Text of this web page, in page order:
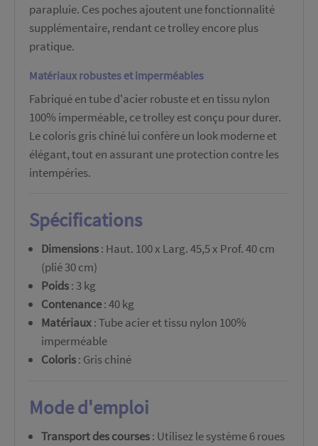
parapluie. Ces poches ajoutent une fonctionnalité
supplémentaire, rendant ce trolley encore plus
pratique.
Matériaux robustes et imperméables
Fabriqué en tube d'acier robuste et en tissu nylon
100% imperméable, ce trolley est conçu pour durer.
Le coloris gris chiné lui confère un look moderne et
élégant, tout en assurant une protection contre les
intempéries.
Spécifications
Dimensions: Haut. 100 x Larg. 45,5 x Prof. 40 cm
(plié 30 cm)
Poids: 3 kg
Contenance: 40 kg
Matériaux: Tube acier et tissu nylon 100%
imperméable
Coloris: Gris chiné
Mode d'emploi
Transport des courses: Utilisez le système 6 roues